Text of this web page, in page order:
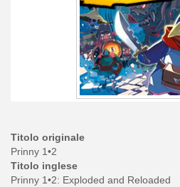
Titolo originale
Prinny 1•2
Titolo inglese
Prinny 1•2: Exploded and Reloaded